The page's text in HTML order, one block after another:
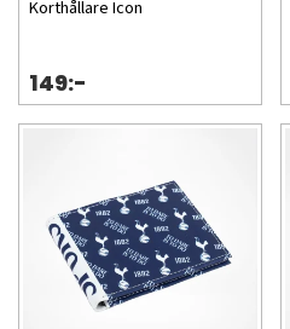
Korthållare Icon
149:-